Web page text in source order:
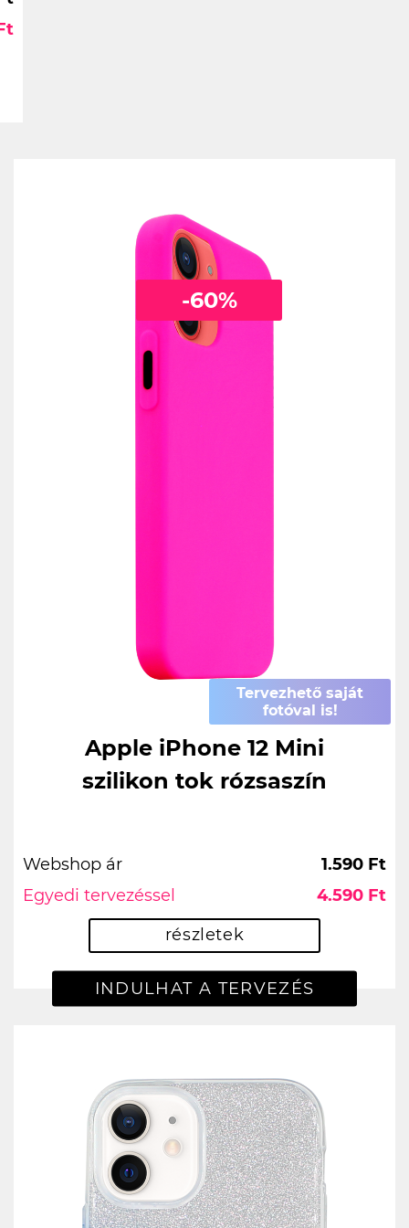
-60%
Tervezhető saját
fotóval is!
Apple iPhone 12 Mini
szilikon tok rózsaszín
Webshop ár
1.590 Ft
Egyedi tervezéssel
4.590 Ft
részletek
INDULHAT A TERVEZÉS